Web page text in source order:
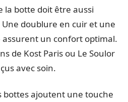
la botte doit être aussi
Une doublure en cuir et une
un confort optimal.
de Kost Paris ou Le Soulor
avec soin.
bottes ajoutent une touche